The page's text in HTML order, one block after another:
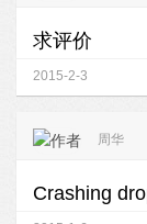
求评价
2015-2-3
周华
Crashing